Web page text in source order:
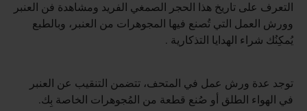
التعرف على تاريخ هذا الحجر الصمغي الفريد ومشاهدة فن العنبر
وورش العمل التي تُصنع فيها المجوهرات من العنبر، وبالطبع
يُمكِنُك شراء الهدايا التذكارية .
توجد عدة ورش عمل في المتحف، تتضمن التنقيب عن العنبر
في الهواء الطلق أو صُنع قطعة من المُجوهرات الخاصة بِك.